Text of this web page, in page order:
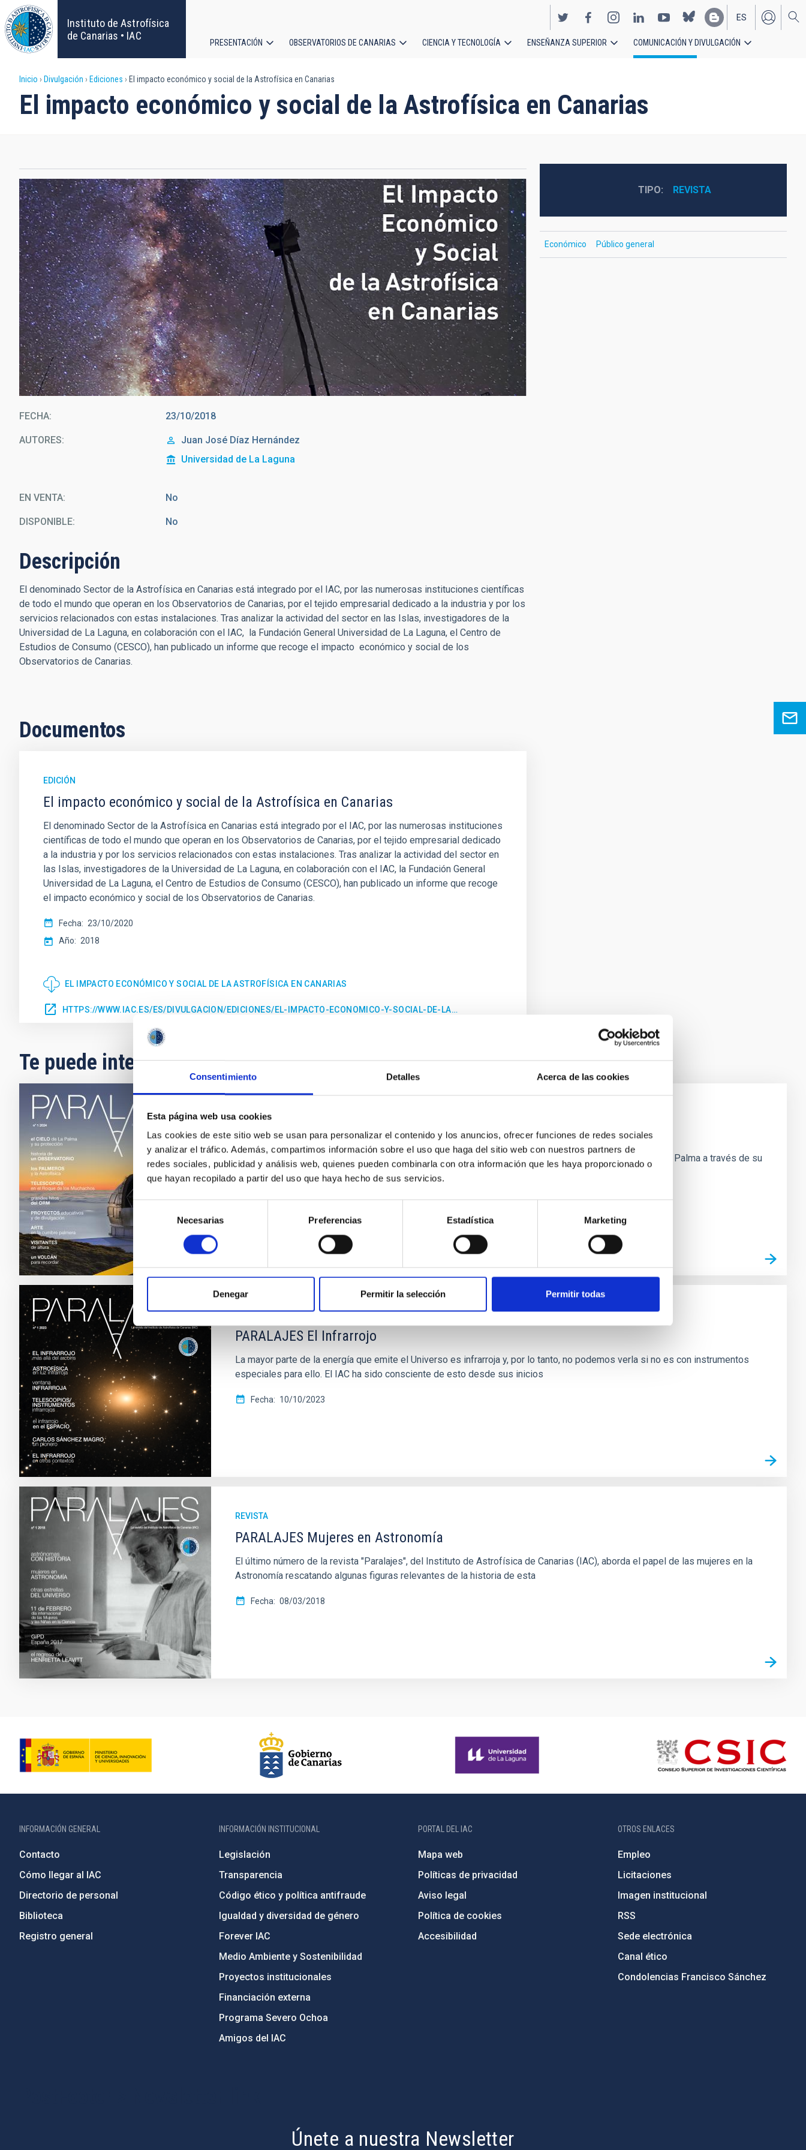
Consentimiento Detalles Acerca de las cookies
Esta página web usa cookies
Las cookies de este sitio web se usan para personalizar el contenido y los anuncios, ofrecer funciones de redes sociales
y analizar el tráfico. Además, compartimos información sobre el uso que haga del sitio web con nuestros partners de
redes sociales, publicidad y análisis web, quienes pueden combinarla con otra información que les haya proporcionado o
que hayan recopilado a partir del uso que haya hecho de sus servicios.
Selección
de
consentimiento
Necesarias Preferencias Estadística Marketing
Denegar Permitir la selección Permitir todas
Pasar
al
contenido
principal
Instituto de Astrofísica
de Canarias • IAC
EN
ES
principal
PRESENTACIÓN OBSERVATORIOS DE CANARIAS CIENCIA Y TECNOLOGÍA ENSEÑANZA SUPERIOR COMUNICACIÓN Y DIVULGACIÓN
Sobrescribir
enlaces
ayuda
a
la
navegación
Inicio Divulgación Ediciones El impacto económico y social de la Astrofísica en Canarias
El impacto económico y social de la Astrofísica en Canarias
FECHA 23/10/2018
AUTORES
Juan José Díaz Hernández
Universidad de La Laguna
EN VENTA No
DISPONIBLE No
Descripción
El denominado Sector de la Astrofísica en Canarias está integrado por el IAC, por las numerosas instituciones científicas
de todo el mundo que operan en los Observatorios de Canarias, por el tejido empresarial dedicado a la industria y por los
servicios relacionados con estas instalaciones. Tras analizar la actividad del sector en las Islas, investigadores de la
Universidad de La Laguna, en colaboración con el IAC, la Fundación General Universidad de La Laguna, el Centro de
Estudios de Consumo (CESCO), han publicado un informe que recoge el impacto económico y social de los
Observatorios de Canarias.
Documentos
EDICIÓN
El impacto económico y social de la Astrofísica en Canarias
El denominado Sector de la Astrofísica en Canarias está integrado por el IAC, por las numerosas instituciones
científicas de todo el mundo que operan en los Observatorios de Canarias, por el tejido empresarial dedicado
a la industria y por los servicios relacionados con estas instalaciones. Tras analizar la actividad del sector en
las Islas, investigadores de la Universidad de La Laguna, en colaboración con el IAC, la Fundación General
Universidad de La Laguna, el Centro de Estudios de Consumo (CESCO), han publicado un informe que recoge
el impacto económico y social de los Observatorios de Canarias.
Fecha
23/10/2020
Año
2018
EL IMPACTO ECONÓMICO Y SOCIAL DE LA ASTROFÍSICA EN CANARIAS
HTTPS://WWW.IAC.ES/ES/DIVULGACION/EDICIONES/EL-IMPACTO-ECONOMICO-Y-SOCIAL-DE-LA…
TIPO REVISTA
Económico Público general
Te puede interesar
REVISTA
Paralajes. La Astrofísica en La Palma
El Instituto de Astrofísica de Canarias (IAC) rinde homenaje a la historia de la Astronomía en la isla de La Palma a través de su
revista monográfica Paralajes que se distribuye tanto en su edición
Fecha 02/01/2025
REVISTA
PARALAJES El Infrarrojo
La mayor parte de la energía que emite el Universo es infrarroja y, por lo tanto, no podemos verla si no es con instrumentos
especiales para ello. El IAC ha sido consciente de esto desde sus inicios
Fecha 10/10/2023
REVISTA
PARALAJES Mujeres en Astronomía
El último número de la revista "Paralajes", del Instituto de Astrofísica de Canarias (IAC), aborda el papel de las mujeres en la
Astronomía rescatando algunas figuras relevantes de la historia de esta
Fecha 08/03/2018
INFORMACIÓN GENERAL
Contacto
Cómo llegar al IAC
Directorio de personal
Biblioteca
Registro general
INFORMACIÓN INSTITUCIONAL
Legislación
Transparencia
Código ético y política antifraude
Igualdad y diversidad de género
Forever IAC
Medio Ambiente y Sostenibilidad
Proyectos institucionales
Financiación externa
Programa Severo Ochoa
Amigos del IAC
PORTAL DEL IAC
Mapa web
Políticas de privacidad
Aviso legal
Política de cookies
Accesibilidad
OTROS ENLACES
Empleo
Licitaciones
Imagen institucional
RSS
Sede electrónica
Canal ético
Condolencias Francisco Sánchez
Únete a nuestra Newsletter